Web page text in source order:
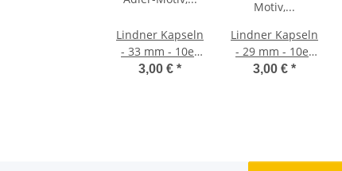
Lindner Kapseln
- 33 mm - 10er
Pack
3,00 € *
Lindner Kapseln
- 29 mm - 10er
Pack
3,00 € *